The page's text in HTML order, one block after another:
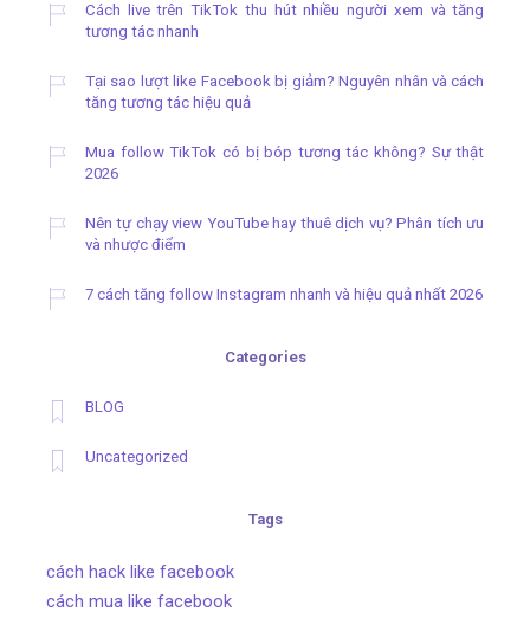
Cách live trên TikTok thu hút nhiều người xem và tăng
tương tác nhanh
Tại sao lượt like Facebook bị giảm? Nguyên nhân và cách
tăng tương tác hiệu quả
Mua follow TikTok có bị bóp tương tác không? Sự thật
2026
Nên tự chạy view YouTube hay thuê dịch vụ? Phân tích ưu
và nhược điểm
7 cách tăng follow Instagram nhanh và hiệu quả nhất 2026
Categories
BLOG
Uncategorized
Tags
cách hack like facebook
cách mua like facebook